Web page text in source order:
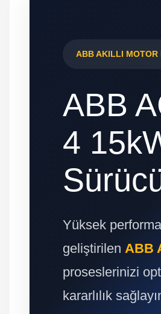
ABB AKILLI MOTOR
ABB
4
Yüksek
geliştirilen ABB
proseslerinizi
kararlılık